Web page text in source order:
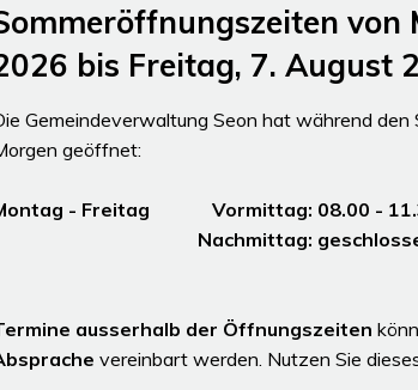
von
bis Freitag, 7. August
Gemeindeverwaltung Seon hat während den
geöffnet:
- Freitag Vormittag: 08.00 -
Nachmittag:
ausserhalb der Öffnungszeiten
vereinbart werden. Nutzen Sie